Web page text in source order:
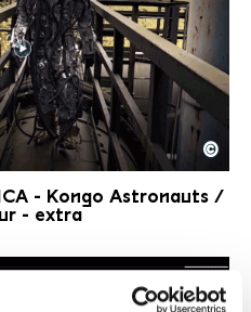
Rundfunk
©
- Kongo Astronauts /
- extra